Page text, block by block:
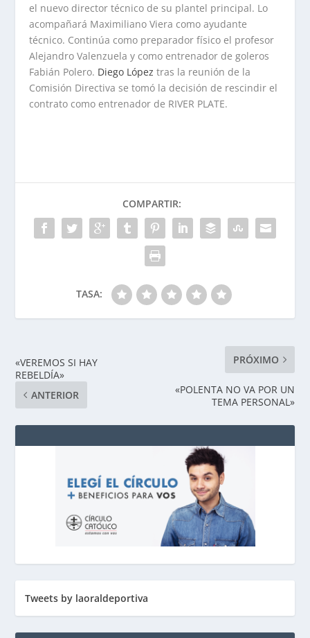
el nuevo director técnico de su plantel principal. Lo
acompañará Maximiliano Viera como ayudante
técnico. Continúa como preparador físico el profesor
Alejandro Valenzuela y como entrenador de goleros
Fabián Polero. Diego Lópeztras la reunión de la
Comisión Directiva se tomó la decisión de rescindir el
contrato como entrenador de RIVER PLATE.
COMPARTIR:
TASA:
«VEREMOS SI HAY
REBELDÍA»
ANTERIOR
PRÓXIMO
«POLENTA NO VA POR UN
TEMA PERSONAL»
Tweets by laoraldeportiva